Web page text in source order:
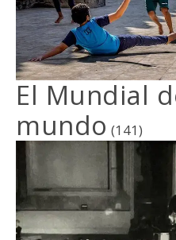
El Mundial
mundo (141)